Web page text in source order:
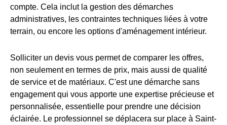
compte. Cela inclut la gestion des démarches
administratives, les contraintes techniques liées à votre
terrain, ou encore les options d'aménagement intérieur.
Solliciter un devis vous permet de comparer les offres,
non seulement en termes de prix, mais aussi de qualité
de service et de matériaux. C'est une démarche sans
engagement qui vous apporte une expertise précieuse et
personnalisée, essentielle pour prendre une décision
éclairée. Le professionnel se déplacera sur place à Saint-